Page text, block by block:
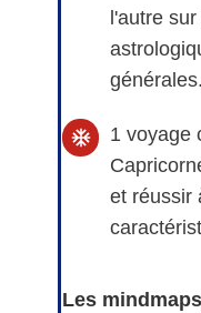
l'autre
générales.
1 voyage
et réussir
Les